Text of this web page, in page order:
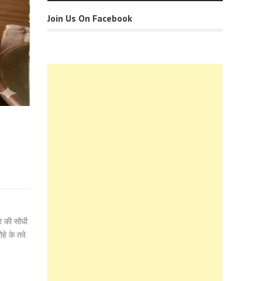
सोंधी
के तवे
Join Us On Facebook